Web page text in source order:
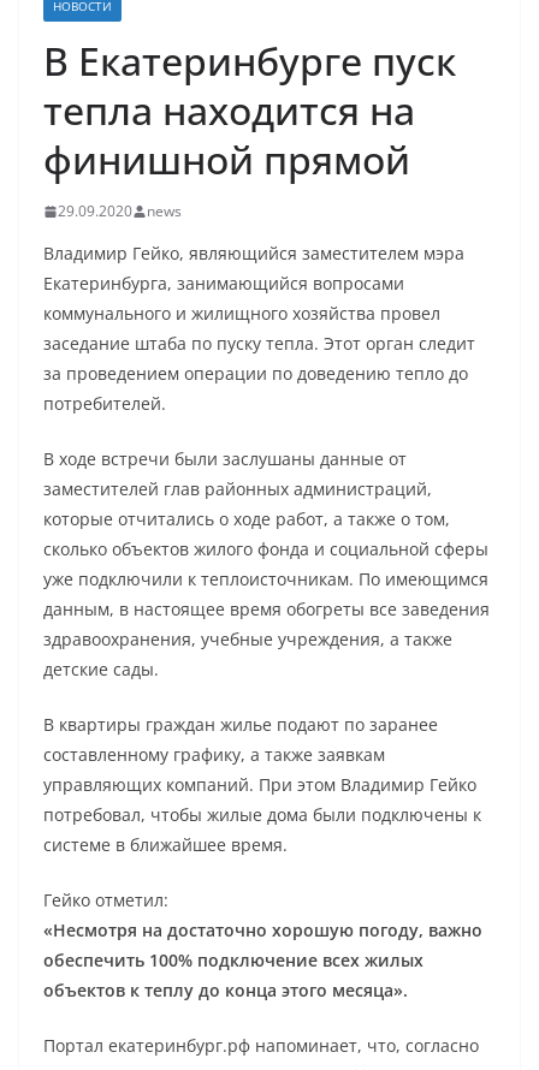
НОВОСТИ
В Екатеринбурге пуск
тепла находится на
финишной прямой
29.09.2020 news
Владимир Гейко, являющийся заместителем мэра
Екатеринбурга, занимающийся вопросами
коммунального и жилищного хозяйства провел
заседание штаба по пуску тепла. Этот орган следит
за проведением операции по доведению тепло до
потребителей.
В ходе встречи были заслушаны данные от
заместителей глав районных администраций,
которые отчитались о ходе работ, а также о том,
сколько объектов жилого фонда и социальной сферы
уже подключили к теплоисточникам. По имеющимся
данным, в настоящее время обогреты все заведения
здравоохранения, учебные учреждения, а также
детские сады.
В квартиры граждан жилье подают по заранее
составленному графику, а также заявкам
управляющих компаний. При этом Владимир Гейко
потребовал, чтобы жилые дома были подключены к
системе в ближайшее время.
Гейко отметил:
«Несмотря на достаточно хорошую погоду, важно
обеспечить 100% подключение всех жилых
объектов к теплу до конца этого месяца».
Портал екатеринбург.рф напоминает, что, согласно